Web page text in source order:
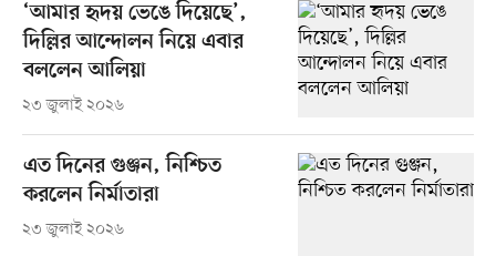
‘আমার হৃদয় ভেঙে দিয়েছে’,
দিল্লির আন্দোলন নিয়ে এবার
বললেন আলিয়া
২৩ জুলাই ২০২৬
এত দিনের গুঞ্জন, নিশ্চিত
করলেন নির্মাতারা
২৩ জুলাই ২০২৬